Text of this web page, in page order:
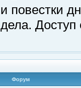
повестки
Форум